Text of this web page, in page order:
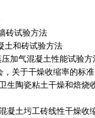
砖试验方法
土和砖试验方法
加气混凝土性能试验方
，关于干燥收缩率的标
生陶瓷粘土干燥和焙烧
凝土圬工砖线性干燥收